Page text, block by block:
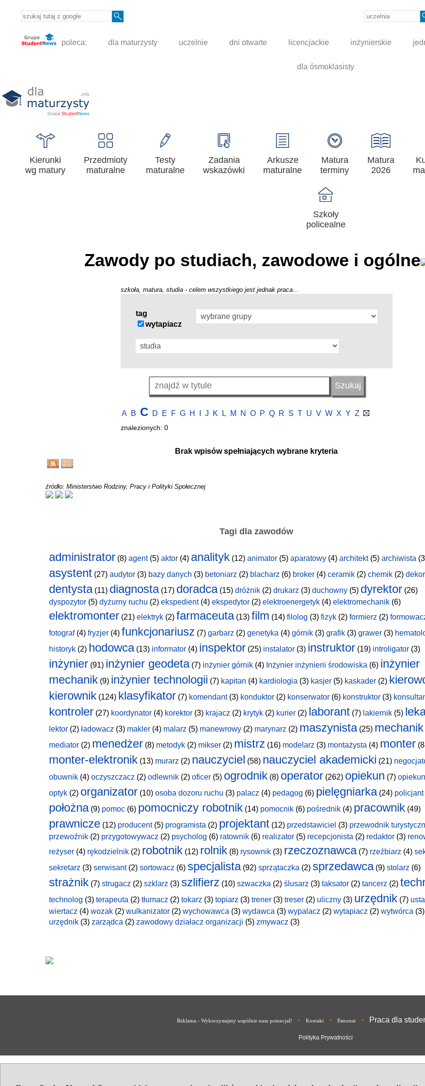
poleca: dla maturzysty uczelnie dni otwarte licencjackie inżynierskie
dla ósmoklasisty
Kierunki
wg matury
Przedmioty
maturalne
Testy
maturalne
Zadania
wskazówki
Arkusze
maturalne
Matura
terminy
Matura
2026
Szkoły
policealne
Zawody po studiach, zawodowe i ogólne
szkoła, matura, studia - celem wszystkiego jest jednak praca...
tag
wytapiacz
A B C D E F G H J K L M N O P Q R S T U V W X Y Z
znalezionych: 0
Brak wpisów spełniających wybrane kryteria
źródło: Ministerstwo Rodziny, Pracy i Polityki Społecznej
Tagi dla zawodów
administrator (8) agent(5) aktor (4) analityk (12) animator (5) aparatowy (4) architekt(5) archiwista
asystent (27) audytor (3) bazy danych (3) betoniarz (2) blacharz (6) broker (4) ceramik (2) chemik (2)
dentysta(11) diagnosta(17) doradca(15) dróżnik (2) drukarz (3) duchowny (5) dyrektor (26)
dyspozytor (5) dyżurny ruchu (2) ekspedient(4) ekspedytor (2) elektroenergetyk (4) elektromechanik (6)
elektromonter (21) elektryk (2) farmaceuta(13) film (14) filolog (3) fizyk (2) formierz (2)
fotograf(4) fryzjer (4) funkcjonariusz (7) garbarz (2) genetyka (4) górnik (3) grafik (3) grawer (3)
historyk (2) hodowca(13) informator (4) inspektor (25) instalator (3) instruktor (19) introligator (3)
inżynier (91) inżynier geodeta(7) inżynier górnik (4) Inżynier inżynierii środowiska (6) inżynier
mechanik (9) inżynier technologii (7) kapitan (4) kardiologia (3) kasjer (5) kaskader (2)
kierownik (124) klasyfikator (7) komendant(3) konduktor (2) konserwator (6) konstruktor (3)
kontroler (27) koordynator (4) korektor (3) krajacz (2) krytyk (2) kurier (2) laborant (7) lakiernik (5)
lektor (2) ładowacz (3) makler (4) malarz (5) manewrowy (2) marynarz (2) maszynista(25) mechanik
mediator (2) menedżer (8) metodyk (2) mikser (2) mistrz (16) modelarz (3) montażysta (4) monter
monter-elektronik (13) murarz (2) nauczyciel (58) nauczyciel akademicki (21)
obuwnik (4) oczyszczacz (2) odlewnik (2) oficer (5) ogrodnik (8) operator (262) opiekun (7)
optyk (2) organizator (10) osoba dozoru ruchu (3) palacz (4) pedagog (6) pielęgniarka(24) policjant
położna(9) pomoc (6) pomocniczy robotnik (14) pomocnik (6) pośrednik (4) pracownik (49)
prawnicze (12) producent(5) programista (2) projektant (12) przedstawiciel (3) przewodnik
przewoźnik (2) przygotowywacz (2) psycholog (6) ratownik (6) realizator (5) recepcjonista (2) redaktor (3)
reżyser (4) rękodzielnik (2) robotnik (12) rolnik (8) rysownik (3) rzeczoznawca(7) rzeźbiarz (4)
sekretarz (3) serwisant(2) sortowacz (6) specjalista(92) sprzątaczka (2) sprzedawca(9) stolarz (6)
strażnik (7) strugacz (2) szklarz (3) szlifierz (10) szwaczka (2) ślusarz (3) taksator (2) tancerz (2)
technolog (3) terapeuta (2) tłumacz (2) tokarz (3) topiarz (3) trener (3) treser (2) uliczny (3) urzędnik (7)
wiertacz (4) wozak (2) wulkanizator (2) wychowawca (3) wydawca (3) wypalacz (2) wytapiacz (2) wytwórca (3)
urzędnik (3) zarządca (2) zawodowy działacz organizacji (5) zmywacz (3)
Reklama - Wykorzystajmy wspólnie nasz potencjał! • Kontakt • Patronat • Praca dla
Polityka Prywatności